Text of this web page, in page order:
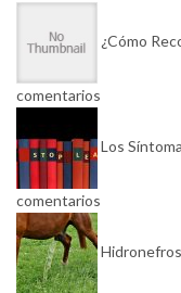
¿Cómo
comentarios
Los
comentarios